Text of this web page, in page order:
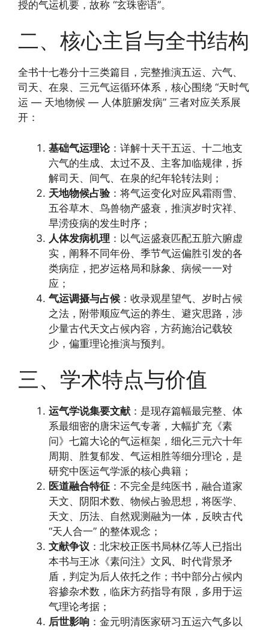
授的气运机要，故称 “玄珠密语”。
二、核心主旨与全书结构
全书十七卷分十三类篇目，完整推演五运、六气、
司天、在泉、三元气运循环体系，核心围绕 “天时气
运 — 天地物候 — 人体脏腑发病” 三者对应关系展
开：
基础气运理论：详解十天干五运、十二地支
六气的生成、太过不及、主客加临规律，拆
解司天、间气、在泉的纪年轮转法则；
天地物候占验：将气运变化对应风霜雨雪、
五谷草木、鸟兽物产盛衰，推演岁时灾祥、
旱涝疫病的发生时序；
人体发病机理 ：以气运盛衰匹配五脏六腑虚
实，阐释不同年份、季节气运偏胜引发的各
类病症，把岁运格局和脉象、病候一一对
应；
气运调摄与占候 ：收录观星望气、岁时占候
之法，附带顺应气运的养生、避灾思路，涉
少量古代天文占候内容，方药施治记载较
少，偏重理论推演与预判。
三、学术特点与价值
运气学说集要文献 ：是现存篇幅最完整、体
系最细密的唐宋运气专著，大幅扩充《素
问》七篇大论的气运框架，细化三元六十年
周期、胜复郁发、气运相胜等细分理论，是
研究中医运气学派的核心典籍；
医道融合特征 ：不完全是纯医书，融合道家
天文、阴阳术数、物候占验思想，将医学、
天文、历法、自然观测融为一体，反映古代
“天人合一” 的整体观念；
文献争议 ：北宋校正医书局林亿等人已指出
本书与王冰《素问注》文风、时代背景矛
盾，判定为后人依托之作；书中部分占候内
容掺杂术数，临床方药指导有限，多用于运
气理论考据；
后世影响 ：金元明清医家研习五运六气多以